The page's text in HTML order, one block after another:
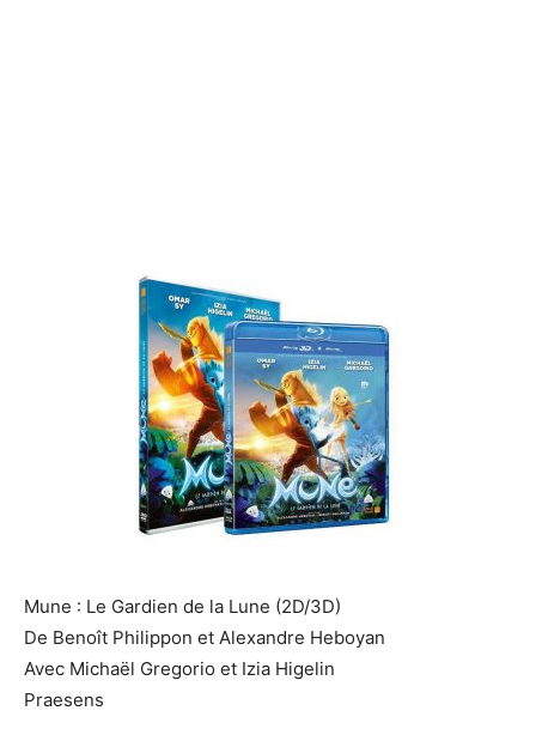
Mune : Le Gardien de la Lune (2D/3D)
De Benoît Philippon et Alexandre Heboyan
Avec Michaël Gregorio et Izia Higelin
Praesens